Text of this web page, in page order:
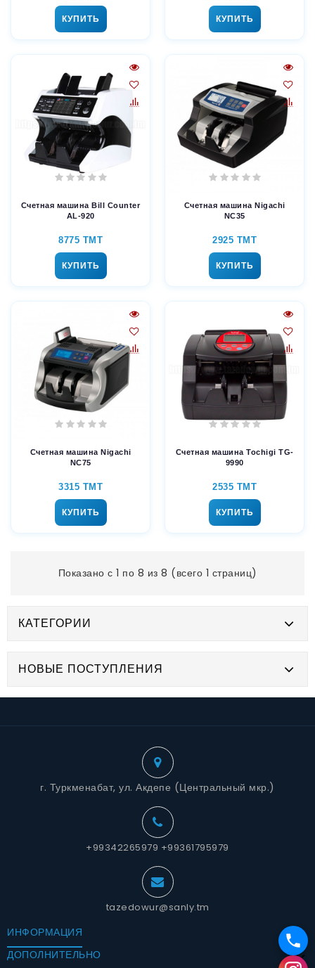
КУПИТЬ КУПИТЬ
Счетная машина Bill Counter
AL-920
8775 TMT
КУПИТЬ
Счетная машина Nigachi
NC35
2925 TMT
КУПИТЬ
Счетная машина Nigachi
NC75
3315 TMT
КУПИТЬ
Счетная машина Tochigi TG-
9990
2535 TMT
КУПИТЬ
Показано с 1 по 8 из 8 (всего 1 страниц)
КАТЕГОРИИ
НОВЫЕ ПОСТУПЛЕНИЯ
г. Туркменабат, ул. Акдепе (Центральный мкр.)
+99342265979 +99361795979
tazedowur@sanly.tm
ИНФОРМАЦИЯ
ДОПОЛНИТЕЛЬНО